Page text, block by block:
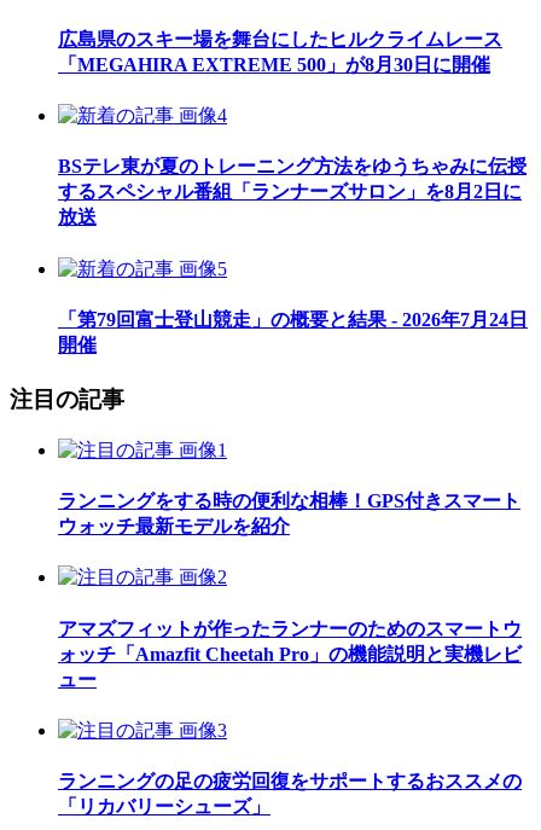
広島県のスキー場を舞台にしたヒルクライムレース
「MEGAHIRA EXTREME 500」が8月30日に開催
BSテレ東が夏のトレーニング方法をゆうちゃみに伝授
するスペシャル番組「ランナーズサロン」を8月2日に
放送
「第79回富士登山競走」の概要と結果 - 2026年7月24日
開催
注目の記事
ランニングをする時の便利な相棒！GPS付きスマート
ウォッチ最新モデルを紹介
アマズフィットが作ったランナーのためのスマートウ
ォッチ「Amazfit Cheetah Pro」の機能説明と実機レビ
ュー
ランニングの足の疲労回復をサポートするおススメの
「リカバリーシューズ」